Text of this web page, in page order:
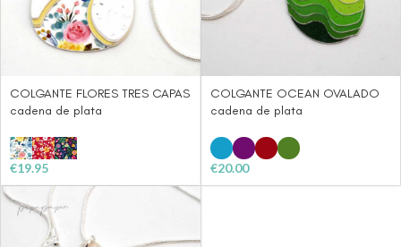
COLGANTE FLORES TRES CAPAS
cadena de plata
€19.95
COLGANTE OCEAN OVALADO
cadena de plata
€20.00